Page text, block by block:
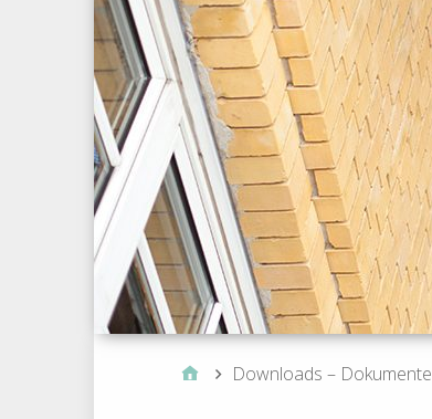
Downloads – Dokumente